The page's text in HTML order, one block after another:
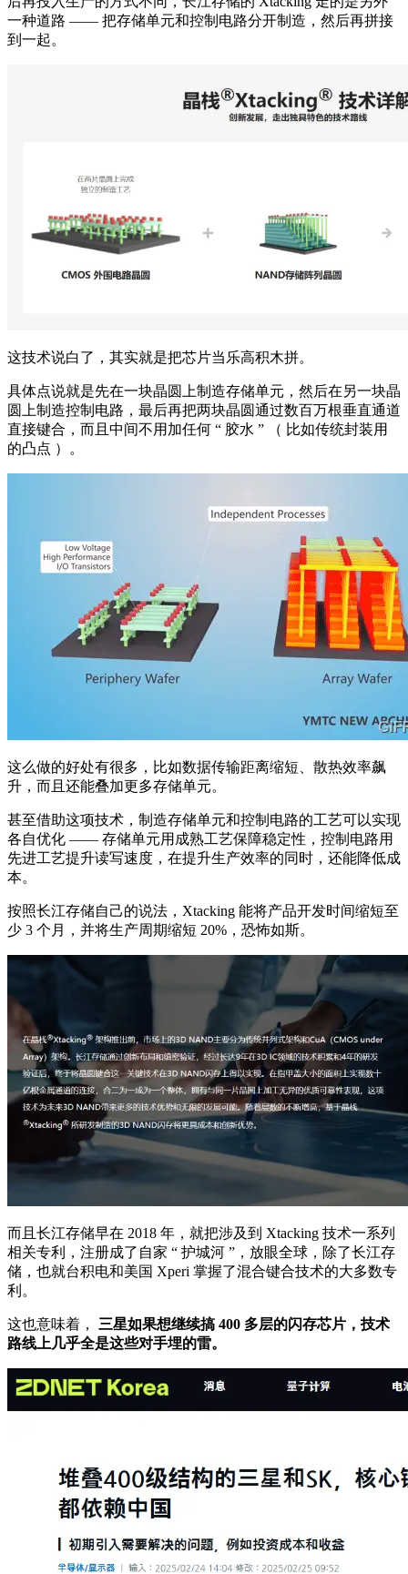
一种道路 —— 把存储单元和控制电路分开制造，然后再拼接
到一起。
这技术说白了，其实就是把芯片当乐高积木拼。
具体点说就是先在一块晶圆上制造存储单元，然后在另一块晶
圆上制造控制电路，最后再把两块晶圆通过数百万根垂直通道
直接键合，而且中间不用加任何 “ 胶水 ” （ 比如传统封装用
的凸点 ）。
这么做的好处有很多，比如数据传输距离缩短、散热效率飙
升，而且还能叠加更多存储单元。
甚至借助这项技术，制造存储单元和控制电路的工艺可以实现
各自优化 —— 存储单元用成熟工艺保障稳定性，控制电路用
先进工艺提升读写速度，在提升生产效率的同时，还能降低成
本。
按照长江存储自己的说法，Xtacking 能将产品开发时间缩短至
少 3 个月，并将生产周期缩短 20%，恐怖如斯。
而且长江存储早在 2018 年，就把涉及到 Xtacking 技术一系列
相关专利，注册成了自家 “ 护城河 ”，放眼全球，除了长江存
储，也就台积电和美国 Xperi 掌握了混合键合技术的大多数专
利。
这也意味着， 三星如果想继续搞 400 多层的闪存芯片，技术
路线上几乎全是这些对手埋的雷。